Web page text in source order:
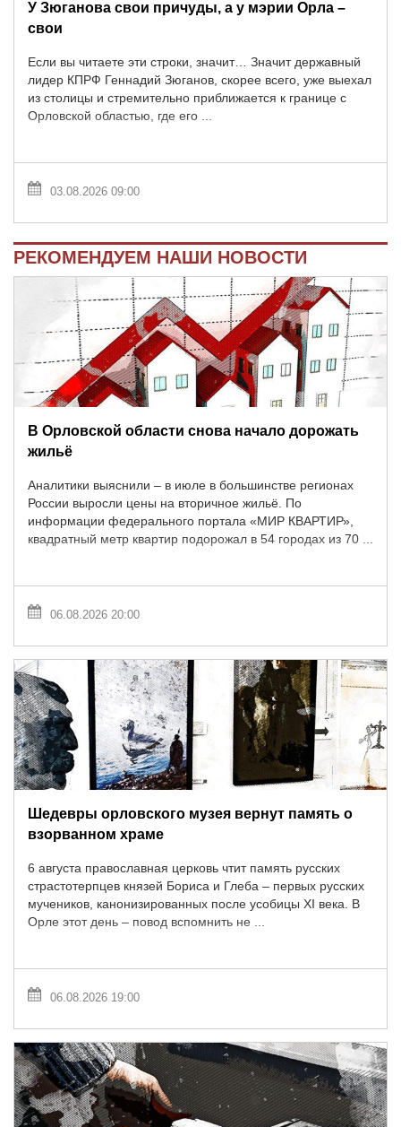
У Зюганова свои причуды, а у мэрии Орла –
свои
Если вы читаете эти строки, значит… Значит державный
лидер КПРФ Геннадий Зюганов, скорее всего, уже выехал
из столицы и стремительно приближается к границе с
Орловской областью, где его ...
03.08.2026 09:00
РЕКОМЕНДУЕМ НАШИ НОВОСТИ
В Орловской области снова начало дорожать
жильё
Аналитики выяснили – в июле в большинстве регионах
России выросли цены на вторичное жильё. По
информации федерального портала «МИР КВАРТИР»,
квадратный метр квартир подорожал в 54 городах из 70 ...
06.08.2026 20:00
Шедевры орловского музея вернут память о
взорванном храме
6 августа православная церковь чтит память русских
страстотерпцев князей Бориса и Глеба – первых русских
мучеников, канонизированных после усобицы XI века. В
Орле этот день – повод вспомнить не ...
06.08.2026 19:00